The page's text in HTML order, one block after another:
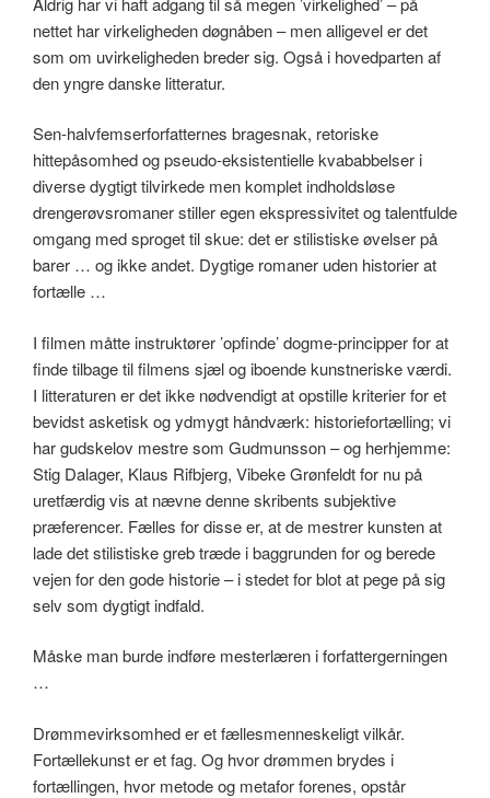
nettet har virkeligheden døgnåben – men alligevel er det
som om uvirkeligheden breder sig. Også i hovedparten af
den yngre danske litteratur.
Sen-halvfemserforfatternes bragesnak, retoriske
hittepåsomhed og pseudo-eksistentielle kvababbelser i
diverse dygtigt tilvirkede men komplet indholdsløse
drengerøvsromaner stiller egen ekspressivitet og talentfulde
omgang med sproget til skue: det er stilistiske øvelser på
barer … og ikke andet. Dygtige romaner uden historier at
fortælle …
I filmen måtte instruktører ’opfinde’ dogme-principper for at
finde tilbage til filmens sjæl og iboende kunstneriske værdi.
I litteraturen er det ikke nødvendigt at opstille kriterier for et
bevidst asketisk og ydmygt håndværk: historiefortælling; vi
har gudskelov mestre som Gudmunsson – og herhjemme:
Stig Dalager, Klaus Rifbjerg, Vibeke Grønfeldt for nu på
uretfærdig vis at nævne denne skribents subjektive
præferencer. Fælles for disse er, at de mestrer kunsten at
lade det stilistiske greb træde i baggrunden for og berede
vejen for den gode historie – i stedet for blot at pege på sig
selv som dygtigt indfald.
Måske man burde indføre mesterlæren i forfattergerningen
…
Drømmevirksomhed er et fællesmenneskeligt vilkår.
Fortællekunst er et fag. Og hvor drømmen brydes i
fortællingen, hvor metode og metafor forenes, opstår